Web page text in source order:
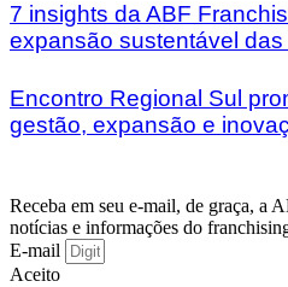
7 insights da ABF
expansão sustentável das
Encontro Regional Sul
gestão, expansão e
Receba em seu e-mail, de graça, a
notícias e informações do
E-mail
Aceito